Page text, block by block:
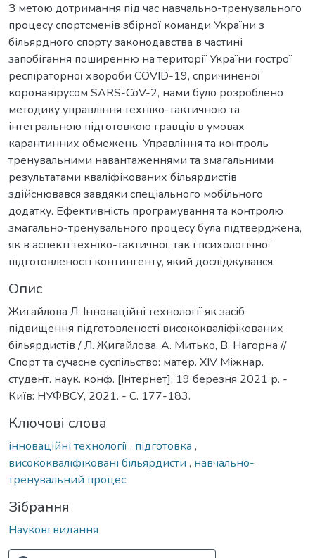
З метою дотримання під час навчально-тренувального
процесу спортсменів збірної команди України з
більярдного спорту законодавства в частині
запобігання поширенню на території України гострої
респіраторної хвороби COVID-19, спричиненої
коронавірусом SARS-CoV-2, нами було розроблено
методику управління техніко-тактичною та
інтегральною підготовкою гравців в умовах
карантинних обмежень. Управління та контроль
тренувальними навантаженнями та змагальними
результатами кваліфікованих більярдистів
здійснювався завдяки спеціального мобільного
додатку. Ефективність програмування та контролю
змагально-тренувального процесу була підтверджена,
як в аспекті техніко-тактичної, так і психологічної
підготовленості контингенту, який досліджувався.
Опис
Жигайлова Л. Інноваційні технології як засіб
підвищення підготовленості висококваліфікованих
більярдистів / Л. Жигайлова, А. Митько, В. Нагорна //
Спорт та сучасне суспільство: матер. ХIV Міжнар.
студент. наук. конф. [Інтернет], 19 березня 2021 р. -
Київ: НУФВСУ, 2021. - С. 177-183.
Ключові слова
інноваційні технології, підготовка ,
висококваліфіковані більярдисти , навчально-
тренувальний процес
Зібрання
Наукові видання